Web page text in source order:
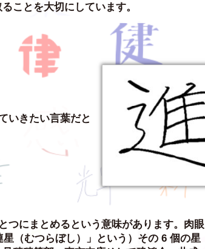
ことを大切にしています。
いきたい言葉だと
つにまとめるという意味があります。肉眼
（むつらぼし）」という）その 6 個の星